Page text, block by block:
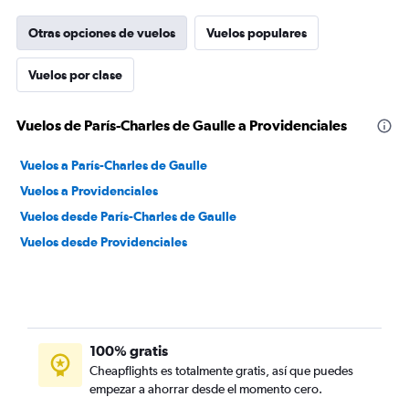
Otras opciones de vuelos Vuelos populares
Vuelos por clase
Vuelos de París-Charles de Gaulle a Providenciales
Vuelos a París-Charles de Gaulle
Vuelos a Providenciales
Vuelos desde París-Charles de Gaulle
Vuelos desde Providenciales
100% gratis
Cheapflights es totalmente gratis, así que puedes
empezar a ahorrar desde el momento cero.